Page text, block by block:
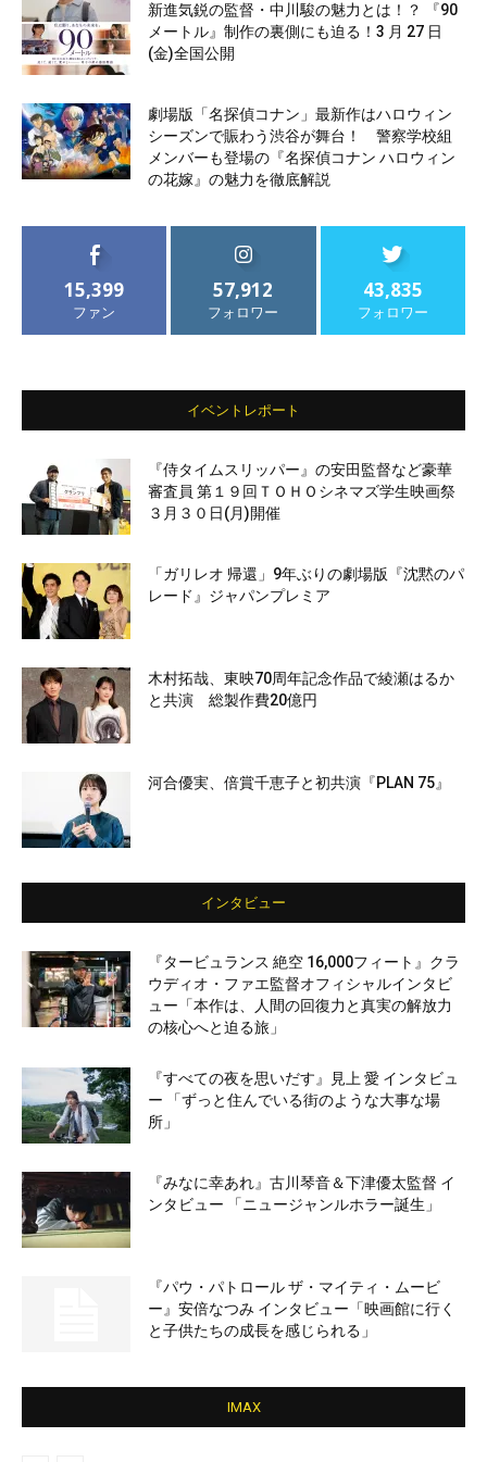
新進気鋭の監督・中川駿の魅力とは！？ 『90
メートル』制作の裏側にも迫る！3 月 27 日
(金)全国公開
劇場版「名探偵コナン」最新作はハロウィン
シーズンで賑わう渋谷が舞台！ 警察学校組
メンバーも登場の『名探偵コナン ハロウィン
の花嫁』の魅力を徹底解説
15,399
ファン
57,912
フォロワー
43,835
フォロワー
イベントレポート
『侍タイムスリッパー』の安田監督など豪華
審査員 第１９回ＴＯＨＯシネマズ学生映画祭
３月３０日(月)開催
「ガリレオ 帰還」9年ぶりの劇場版『沈黙のパ
レード』ジャパンプレミア
木村拓哉、東映70周年記念作品で綾瀬はるか
と共演 総製作費20億円
河合優実、倍賞千恵子と初共演『PLAN 75』
インタビュー
『タービュランス 絶空 16,000フィート』クラ
ウディオ・ファエ監督オフィシャルインタビ
ュー「本作は、人間の回復力と真実の解放力
の核心へと迫る旅」
『すべての夜を思いだす』見上 愛 インタビュ
ー 「ずっと住んでいる街のような大事な場
所」
『みなに幸あれ』古川琴音＆下津優太監督 イ
ンタビュー 「ニュージャンルホラー誕生」
『パウ・パトロール ザ・マイティ・ムービ
ー』安倍なつみ インタビュー「映画館に行く
と子供たちの成長を感じられる」
IMAX